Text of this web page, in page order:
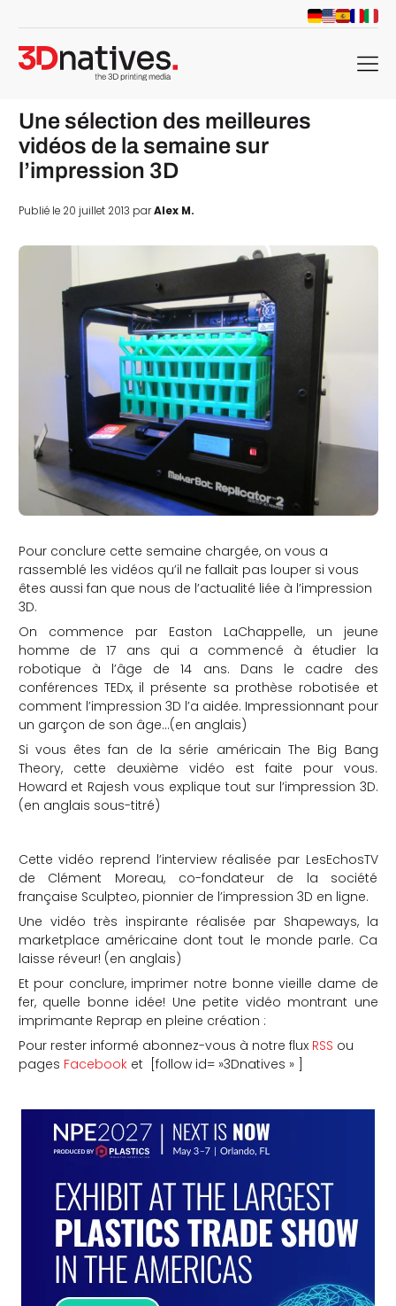
menu
Une sélection des meilleures
vidéos de la semaine sur
l’impression 3D
Publié le 20 juillet 2013 parAlex M.
Pour conclure cette semaine chargée, on vous a
rassemblé les vidéos qu’il ne fallait pas louper si vous
êtes aussi fan que nous de l’actualité liée à l’impression
3D.
On commence par Easton LaChappelle, un jeune
homme de 17 ans qui a commencé à étudier la
robotique à l’âge de 14 ans. Dans le cadre des
conférences TEDx, il présente sa prothèse robotisée et
comment l’impression 3D l’a aidée. Impressionnant pour
un garçon de son âge…(en anglais)
Si vous êtes fan de la série américain The Big Bang
Theory, cette deuxième vidéo est faite pour vous.
Howard et Rajesh vous explique tout sur l’impression 3D.
(en anglais sous-titré)
Cette vidéo reprend l’interview réalisée par LesEchosTV
de Clément Moreau, co-fondateur de la société
française Sculpteo, pionnier de l’impression 3D en ligne.
Une vidéo très inspirante réalisée par Shapeways, la
marketplace américaine dont tout le monde parle. Ca
laisse réveur! (en anglais)
Et pour conclure, imprimer notre bonne vieille dame de
fer, quelle bonne idée! Une petite vidéo montrant une
imprimante Reprap en pleine création :
Pour rester informé abonnez-vous à notre flux RSS ou
pages Facebooket [follow id= »3Dnatives » ]